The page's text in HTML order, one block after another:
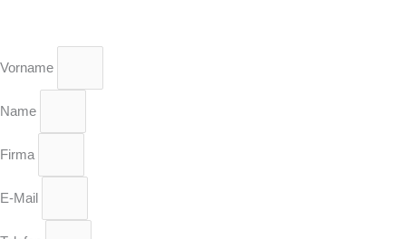
Vorname
Name
Firma
E-Mail